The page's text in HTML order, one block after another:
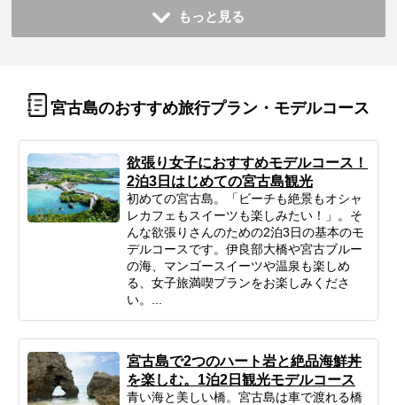
もっと見る
宮古島のおすすめ旅行プラン・モデルコース
欲張り女子におすすめモデルコース！
2泊3日はじめての宮古島観光
初めての宮古島。「ビーチも絶景もオシャ
レカフェもスイーツも楽しみたい！」。そ
んな欲張りさんのための2泊3日の基本のモ
デルコースです。伊良部大橋や宮古ブルー
の海、マンゴースイーツや温泉も楽しめ
る、女子旅満喫プランをお楽しみくださ
い。...
宮古島で2つのハート岩と絶品海鮮丼
を楽しむ。1泊2日観光モデルコース
青い海と美しい橋。宮古島は車で渡れる橋